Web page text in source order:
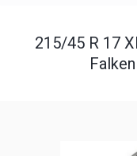
215/45 R 17